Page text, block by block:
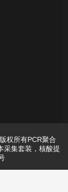
权所有PCR聚合
采集套装，核酸提